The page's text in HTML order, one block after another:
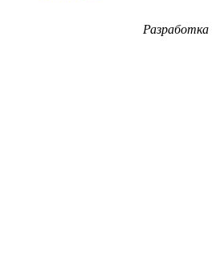
Разработка